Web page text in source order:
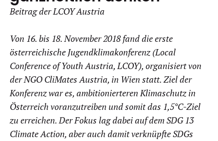
Beitrag der LCOY Austria
Von 16. bis 18. November 2018 fand die erste
österreichische Jugendklimakonferenz (Local
Conference of Youth Austria, LCOY), organisiert von
der NGO CliMates Austria, in Wien statt. Ziel der
Konferenz war es, ambitionierteren Klimaschutz in
Österreich voranzutreiben und somit das 1,5°C-Ziel
zu erreichen. Der Fokus lag dabei auf dem SDG 13
Climate Action, aber auch damit verknüpfte SDGs